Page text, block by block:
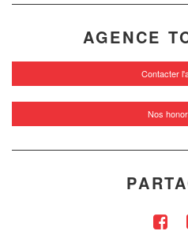
AGENCE
Contacter
Nos